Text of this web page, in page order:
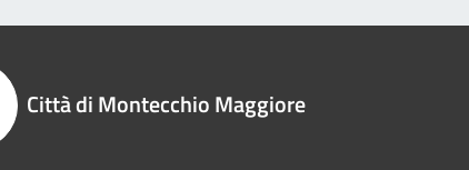
Città di Montecchio Maggiore